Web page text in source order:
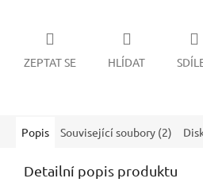
ZEPTAT SE HLÍDAT
Popis Související soubory (2)
Detailní popis produktu